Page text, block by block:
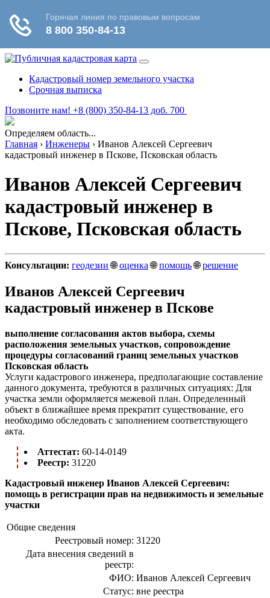
Кадастровый номер земельного участка
Срочная выписка
Позвоните нам! +8 (800) 350-84-13 доб. 700
Определяем область...
Главная › Инженеры › Иванов Алексей Сергеевич
кадастровый инженер в Пскове, Псковская область
Иванов Алексей Сергеевич
кадастровый инженер в
Пскове, Псковская область
Консультации: геодезии🌐оценка🌐помощь🌐решение
Иванов Алексей Сергеевич
кадастровый инженер в Пскове
выполнение согласования актов выбора, схемы
расположения земельных участков, сопровождение
процедуры согласований границ земельных участков
Псковская область
Услуги кадастрового инженера, предполагающие составление
данного документа, требуются в различных ситуациях: Для
участка земли оформляется межевой план. Определенный
объект в ближайшее время прекратит существование, его
необходимо обследовать с заполнением соответствующего
акта.
Аттестат: 60-14-0149
Реестр: 31220
Кадастровый инженер Иванов Алексей Сергеевич:
помощь в регистрации прав на недвижимость и земельные
участки
Общие сведения
Реестровый номер: 31220
Дата внесения сведений в
реестр:
ФИО: Иванов Алексей Сергеевич
Статус: вне реестра